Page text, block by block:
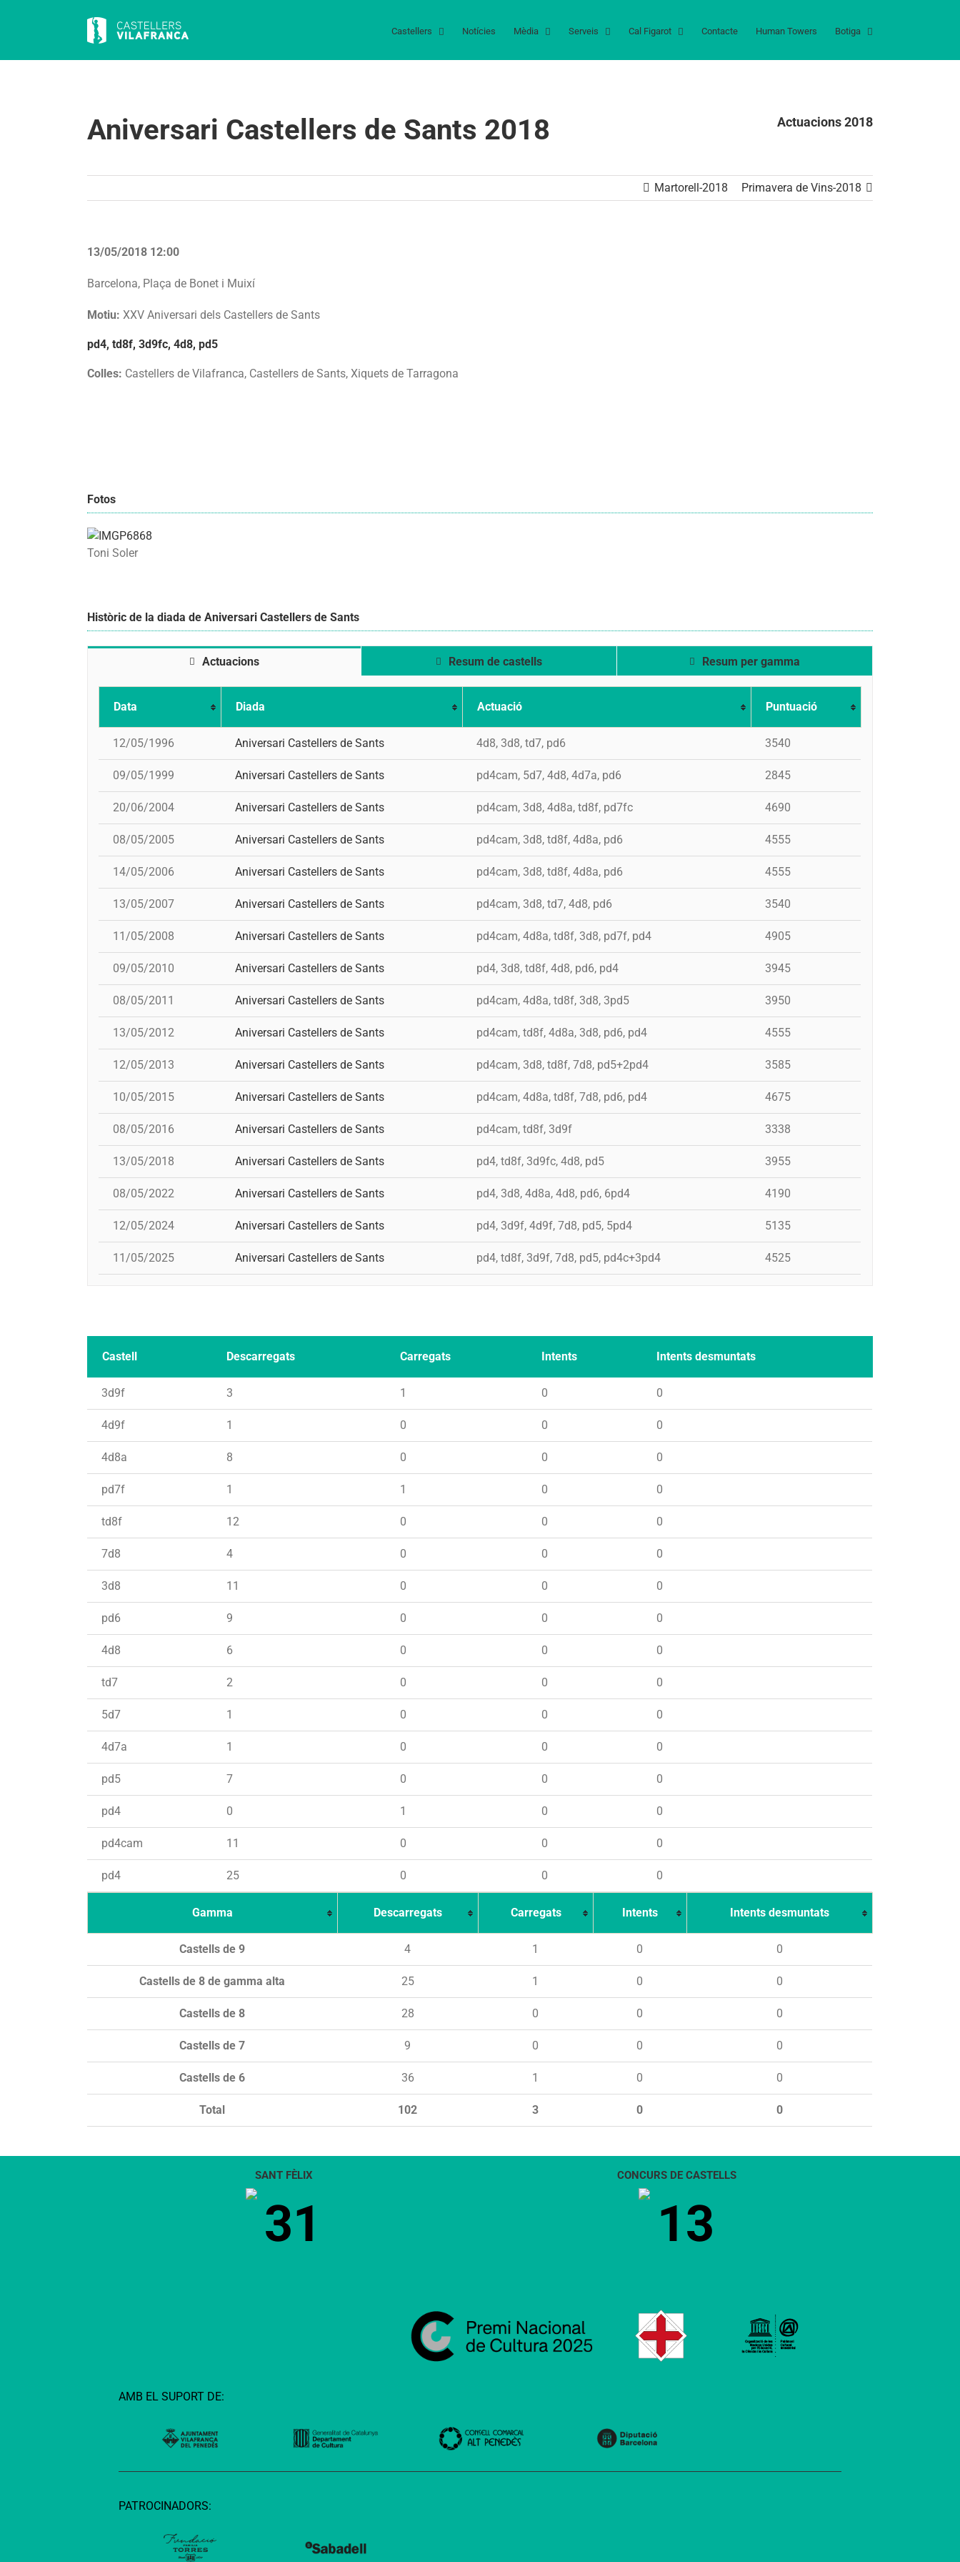
Castellers Notícies Mèdia Serveis Cal Figarot Contacte Human Towers Botiga
Aniversari Castellers de Sants 2018 Actuacions 2018
Martorell-2018 Primavera de Vins-2018
13/05/2018 12:00
Barcelona, Plaça de Bonet i Muixí
Motiu: XXV Aniversari dels Castellers de Sants
pd4, td8f, 3d9fc, 4d8, pd5
Colles: Castellers de Vilafranca, Castellers de Sants, Xiquets de Tarragona
Fotos
Toni Soler
Històric de la diada de Aniversari Castellers de Sants
Actuacions Resum de castells Resum per gamma
Data Diada Actuació Puntuació
12/05/1996 Aniversari Castellers de Sants 4d8, 3d8, td7, pd6 3540
09/05/1999 Aniversari Castellers de Sants pd4cam, 5d7, 4d8, 4d7a, pd6 2845
20/06/2004 Aniversari Castellers de Sants pd4cam, 3d8, 4d8a, td8f, pd7fc 4690
08/05/2005 Aniversari Castellers de Sants pd4cam, 3d8, td8f, 4d8a, pd6 4555
14/05/2006 Aniversari Castellers de Sants pd4cam, 3d8, td8f, 4d8a, pd6 4555
13/05/2007 Aniversari Castellers de Sants pd4cam, 3d8, td7, 4d8, pd6 3540
11/05/2008 Aniversari Castellers de Sants pd4cam, 4d8a, td8f, 3d8, pd7f, pd4 4905
09/05/2010 Aniversari Castellers de Sants pd4, 3d8, td8f, 4d8, pd6, pd4 3945
08/05/2011 Aniversari Castellers de Sants pd4cam, 4d8a, td8f, 3d8, 3pd5 3950
13/05/2012 Aniversari Castellers de Sants pd4cam, td8f, 4d8a, 3d8, pd6, pd4 4555
12/05/2013 Aniversari Castellers de Sants pd4cam, 3d8, td8f, 7d8, pd5+2pd4 3585
10/05/2015 Aniversari Castellers de Sants pd4cam, 4d8a, td8f, 7d8, pd6, pd4 4675
08/05/2016 Aniversari Castellers de Sants pd4cam, td8f, 3d9f 3338
13/05/2018 Aniversari Castellers de Sants pd4, td8f, 3d9fc, 4d8, pd5 3955
08/05/2022 Aniversari Castellers de Sants pd4, 3d8, 4d8a, 4d8, pd6, 6pd4 4190
12/05/2024 Aniversari Castellers de Sants pd4, 3d9f, 4d9f, 7d8, pd5, 5pd4 5135
11/05/2025 Aniversari Castellers de Sants pd4, td8f, 3d9f, 7d8, pd5, pd4c+3pd4 4525
Castell Descarregats Carregats Intents Intents desmuntats
3d9f 3 1 0 0
4d9f 1 0 0 0
4d8a 8 0 0 0
pd7f 1 1 0 0
td8f 12 0 0 0
7d8 4 0 0 0
3d8 11 0 0 0
pd6 9 0 0 0
4d8 6 0 0 0
td7 2 0 0 0
5d7 1 0 0 0
4d7a 1 0 0 0
pd5 7 0 0 0
pd4 0 1 0 0
pd4cam 11 0 0 0
pd4 25 0 0 0
Gamma Descarregats Carregats Intents Intents desmuntats
Total 102 3 0 0
Castells de 9 4 1 0 0
Castells de 8 de gamma alta 25 1 0 0
Castells de 8 28 0 0 0
Castells de 7 9 0 0 0
Castells de 6 36 1 0 0
SANT FÈLIX
31
CONCURS DE CASTELLS
13
AMB EL SUPORT DE:
PATROCINADORS: